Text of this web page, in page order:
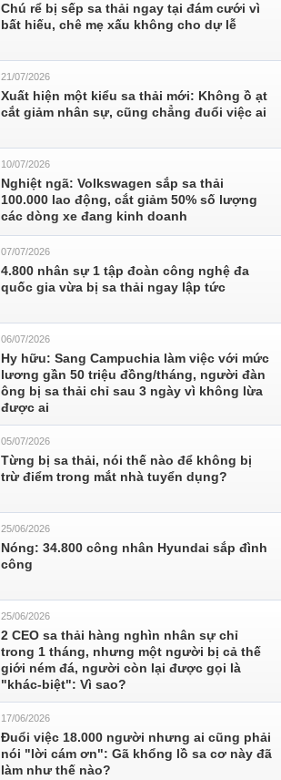
Chú rể bị sếp sa thải ngay tại đám cưới vì
bất hiếu, chê mẹ xấu không cho dự lễ
21/07/2026
Xuất hiện một kiểu sa thải mới: Không ồ ạt
cắt giảm nhân sự, cũng chẳng đuổi việc ai
10/07/2026
Nghiệt ngã: Volkswagen sắp sa thải
100.000 lao động, cắt giảm 50% số lượng
các dòng xe đang kinh doanh
07/07/2026
4.800 nhân sự 1 tập đoàn công nghệ đa
quốc gia vừa bị sa thải ngay lập tức
06/07/2026
Hy hữu: Sang Campuchia làm việc với mức
lương gần 50 triệu đồng/tháng, người đàn
ông bị sa thải chỉ sau 3 ngày vì không lừa
được ai
05/07/2026
Từng bị sa thải, nói thế nào để không bị
trừ điểm trong mắt nhà tuyển dụng?
25/06/2026
Nóng: 34.800 công nhân Hyundai sắp đình
công
25/06/2026
2 CEO sa thải hàng nghìn nhân sự chỉ
trong 1 tháng, nhưng một người bị cả thế
giới ném đá, người còn lại được gọi là
"khác-biệt": Vì sao?
17/06/2026
Đuổi việc 18.000 người nhưng ai cũng phải
nói "lời cám ơn": Gã khổng lồ sa cơ này đã
làm như thế nào?